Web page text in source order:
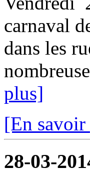
carnaval
dans les
plus]
[En
28-03-